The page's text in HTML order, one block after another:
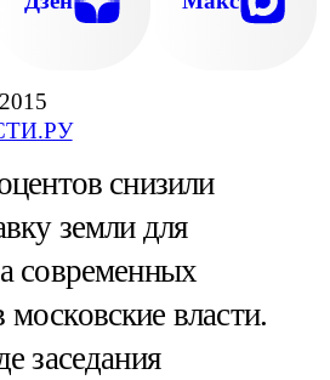
снизили
земли для
современных
власти.
заседания